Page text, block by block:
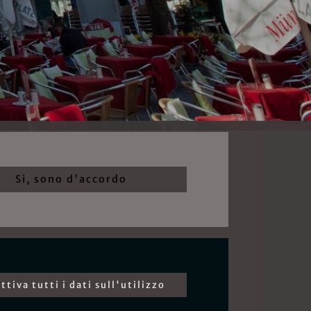
Si, sono d'accordo
tutti i dati sull'utilizzo